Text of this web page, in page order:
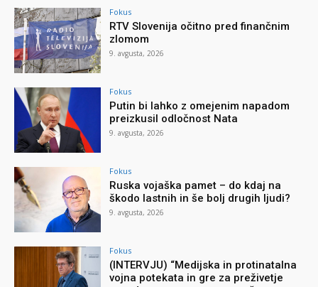
Fokus
RTV Slovenija očitno pred finančnim
zlomom
9. avgusta, 2026
Fokus
Putin bi lahko z omejenim napadom
preizkusil odločnost Nata
9. avgusta, 2026
Fokus
Ruska vojaška pamet – do kdaj na
škodo lastnih in še bolj drugih ljudi?
9. avgusta, 2026
Fokus
(INTERVJU) “Medijska in protinatalna
vojna potekata in gre za preživetje